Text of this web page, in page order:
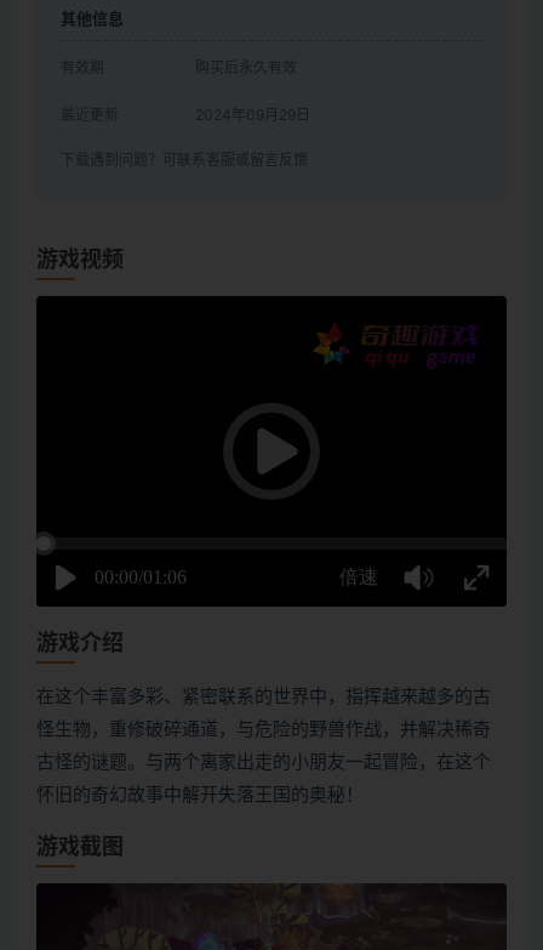
其他信息
有效期 购买后永久有效
最近更新 2024年09月29日
下载遇到问题？可联系客服或留言反馈
游戏视频
游戏介绍
在这个丰富多彩、紧密联系的世界中，指挥越来越多的古
怪生物，重修破碎通道，与危险的野兽作战，并解决稀奇
古怪的谜题。与两个离家出走的小朋友一起冒险，在这个
怀旧的奇幻故事中解开失落王国的奥秘！
游戏截图